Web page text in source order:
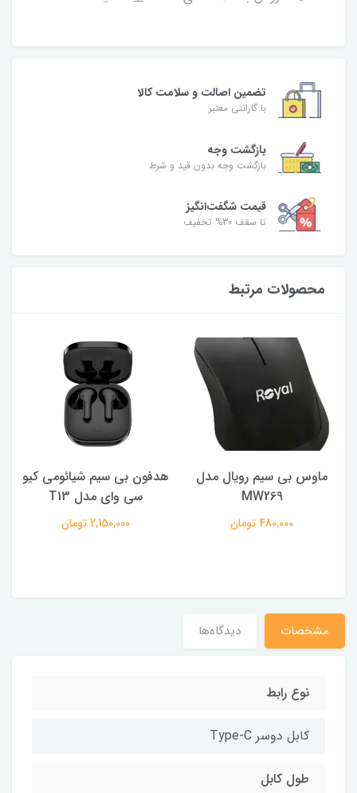
تضمین اصالت و سلامت کالا
با گارانتی معتبر
بازگشت وجه
بازگشت وجه بدون قید و شرط
قیمت شگفت‌انگیز
تا سقف 30% تخفیف
محصولات مرتبط
ماوس بی سیم رویال مدل
MW269
480,000 تومان
هدفون بی سیم شیائومی کیو
سی وای مدل T13
2,150,000 تومان
مشخصات دیدگاه‌ها
نوع رابط
کابل دوسر Type-C
طول کابل